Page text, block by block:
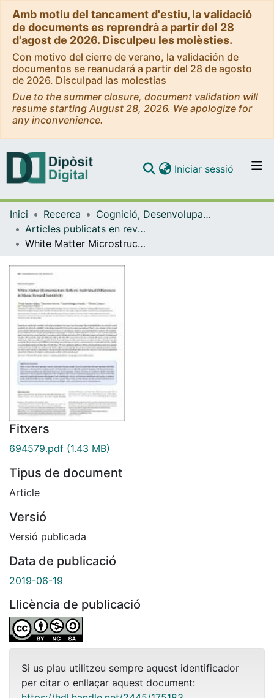
Amb motiu del tancament d'estiu, la validació
de documents es reprendrà a partir del 28
d'agost de 2026. Disculpeu les molèsties.
Con motivo del cierre de verano, la validación de
documentos se reanudará a partir del 28 de agosto
de 2026. Disculpad las molestias
Due to the summer closure, document validation will
resume starting August 28, 2026. We apologize for
any inconvenience.
Navega per tot el DD
Iniciar sessió (current)
Inici Recerca
Cognició, Desenvolupament i Psicologia de l'Educació
Articles publicats en revistes (Cognició, Desenvolupament i Psicologia de l'Educació)
White Matter Microstructure Reflects Individual Differences in Music Reward Sensitivity
Fitxers
694579.pdf (1.43 MB)
Tipus de document
Article
Versió
Versió publicada
Data de publicació
2019-06-19
Llicència de publicació
Si us plau utilitzeu sempre aquest identificador
per citar o enllaçar aquest document: